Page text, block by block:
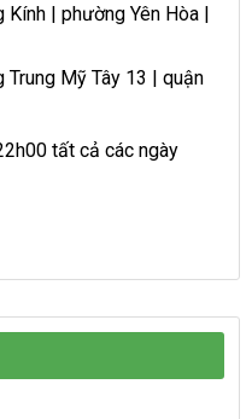
| phường Yên Hòa |
Mỹ Tây 13 | quận
tất cả các ngày